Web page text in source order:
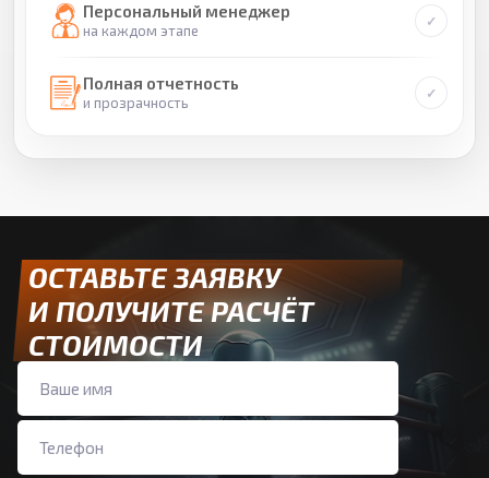
Персональный менеджер
на каждом этапе
Полная отчетность
и прозрачность
ОСТАВЬТЕ ЗАЯВКУ
И ПОЛУЧИТЕ РАСЧЁТ
СТОИМОСТИ